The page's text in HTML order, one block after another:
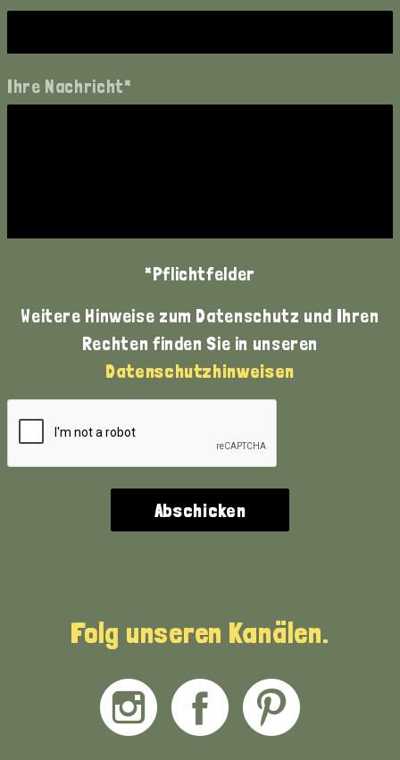
Ihre Nachricht*
*Pflichtfelder
Weitere Hinweise zum Datenschutz und Ihren
Rechten finden Sie in unseren
Datenschutzhinweisen
Folg unseren Kanälen.